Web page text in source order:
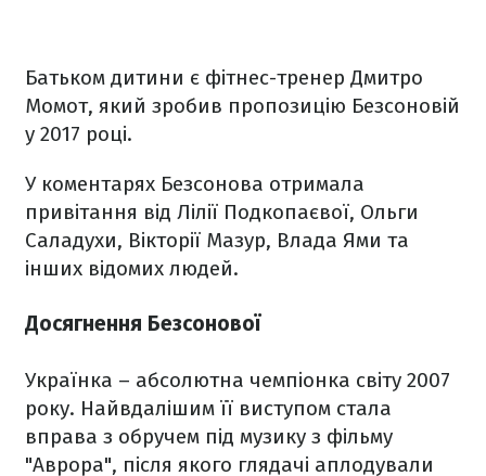
Батьком дитини є фітнес-тренер Дмитро
Момот, який зробив пропозицію Безсоновій
у 2017 році.
У коментарях Безсонова отримала
привітання від Лілії Подкопаєвої, Ольги
Саладухи, Вікторії Мазур, Влада Ями та
інших відомих людей.
Досягнення Безсонової
Українка – абсолютна чемпіонка світу 2007
року. Найвдалішим її виступом стала
вправа з обручем під музику з фільму
"Аврора", після якого глядачі аплодували